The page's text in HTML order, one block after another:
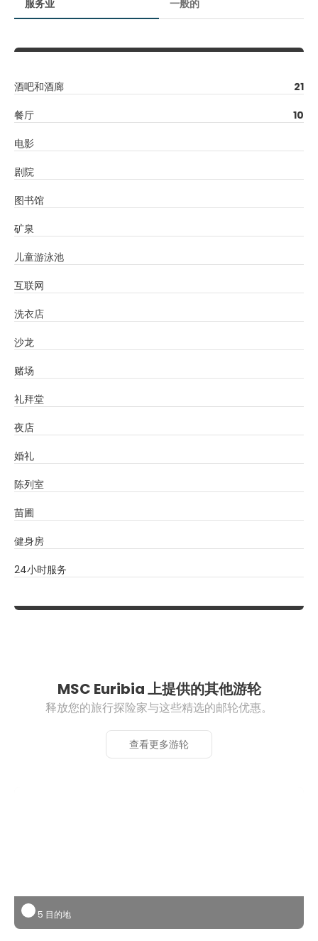
服务业 一般的
酒吧和酒廊
21
餐厅
10
电影
剧院
图书馆
矿泉
儿童游泳池
互联网
洗衣店
沙龙
赌场
礼拜堂
夜店
婚礼
陈列室
苗圃
健身房
24小时服务
MSC Euribia 上提供的其他游轮
释放您的旅行探险家与这些精选的邮轮优惠。
查看更多游轮
5 目的地